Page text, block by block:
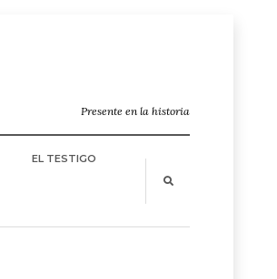
Presente en la historia
EL TESTIGO